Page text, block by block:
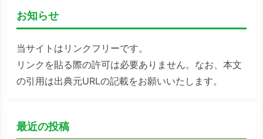
お知らせ
当サイトはリンクフリーです。
リンクを貼る際の許可は必要ありません。なお、本文
の引用は出典元URLの記載をお願いいたします。
最近の投稿